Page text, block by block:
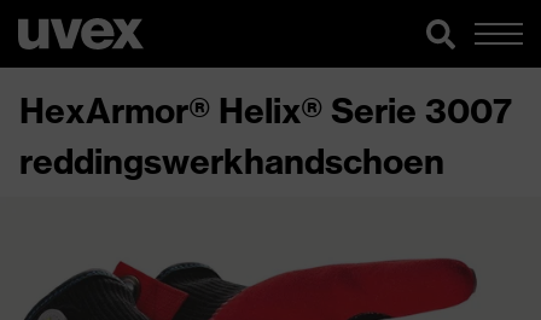
HexArmor® Helix® Serie 3007
reddingswerkhandschoen